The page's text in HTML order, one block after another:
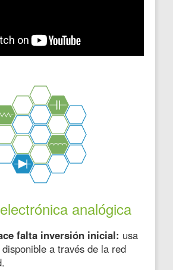
analógica
falta inversión inicial: usa
a través de la red